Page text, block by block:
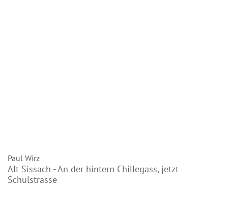
Paul Wirz
Alt Sissach - An der hintern Chillegass, jetzt
Schulstrasse